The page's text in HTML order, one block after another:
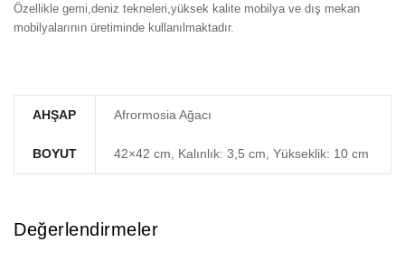
Özellikle gemi,deniz tekneleri,yüksek kalite mobilya ve dış mekan
mobilyalarının üretiminde kullanılmaktadır.
AHŞAP Afrormosia Ağacı
BOYUT 42×42 cm, Kalınlık: 3,5 cm, Yükseklik: 10 cm
Değerlendirmeler